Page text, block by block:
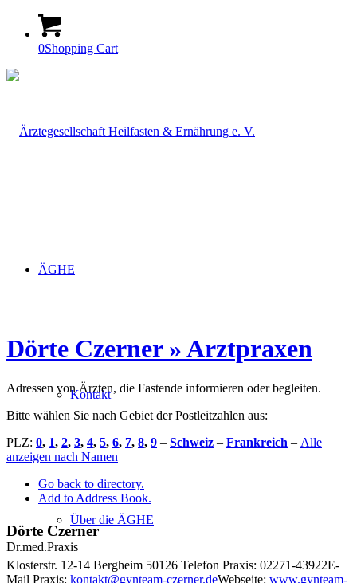
0Shopping Cart
ÄGHE
Kontakt
Über die ÄGHE
Dörte Czerner » Arztpraxen
Adressen von Ärzten, die Fastende informieren oder begleiten.
Bitte wählen Sie nach Gebiet der Postleitzahlen aus:
PLZ: 0, 1, 2, 3, 4, 5, 6, 7, 8, 9 – Schweiz – Frankreich – Alle
anzeigen nach Namen
Go back to directory.
Add to Address Book.
Dörte Czerner
Dr.med.Praxis
Klosterstr. 12-14 Bergheim 50126 Telefon Praxis: 02271-43922E-
Mail Praxis: kontakt@gynteam-czerner.deWebseite: www.gynteam-